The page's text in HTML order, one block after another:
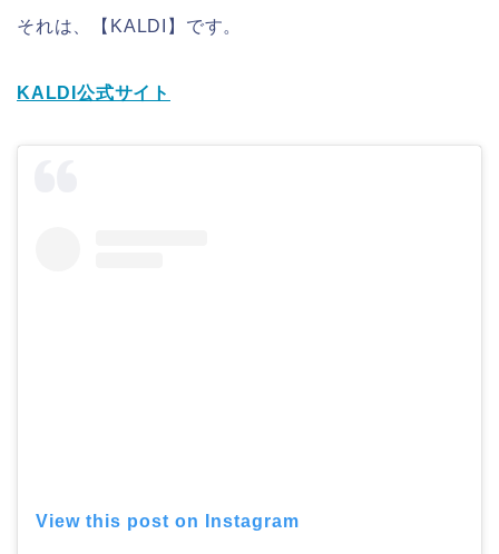
それは、【KALDI】です。
KALDI公式サイト
View this post on Instagram